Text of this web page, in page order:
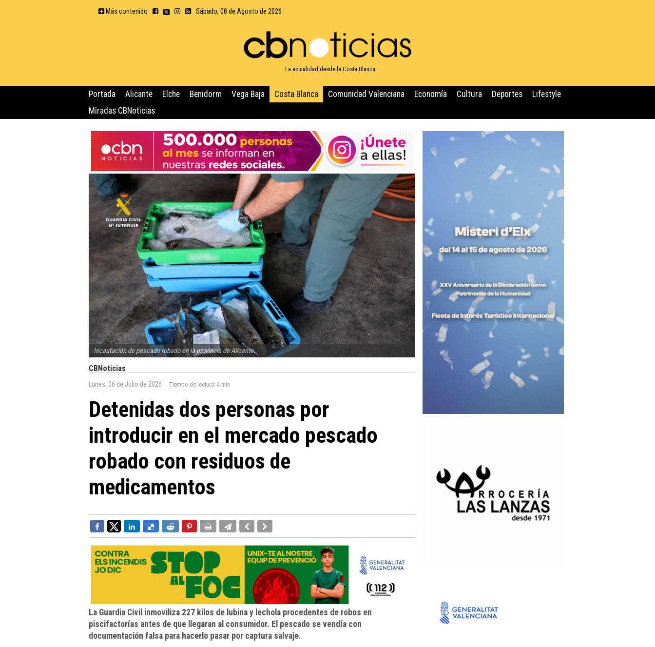
Más contenido Sábado, 08 de Agosto de 2026
La actualidad desde la Costa Blanca
Portada Alicante Elche Benidorm Vega Baja Costa Blanca Comunidad Valenciana Economía Cultura Deportes
Lifestyle
Miradas CBNoticias
Incautación de pescado robado en la provincia de Alicante.
CBNoticias
Lunes, 06 de Julio de 2026 Tiempo de lectura: 4 min
Detenidas dos personas por
introducir en el mercado pescado
robado con residuos de
medicamentos
La Guardia Civil inmoviliza 227 kilos de lubina y lechola procedentes de robos en
piscifactorías antes de que llegaran al consumidor. El pescado se vendía con
documentación falsa para hacerlo pasar por captura salvaje.